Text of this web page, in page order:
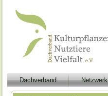
Dachverband Netzwerk